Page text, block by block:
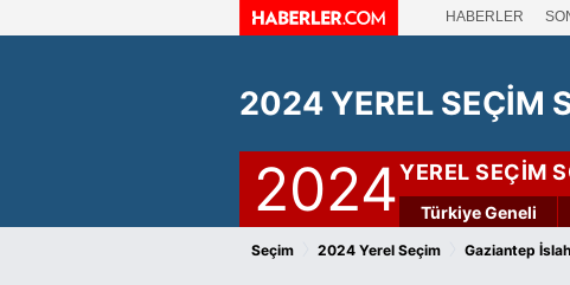
HABERLER
2024 YEREL SEÇİM
2024YEREL SEÇİM
Türkiye Geneli
Seçim 2024 Yerel Seçim Gaziantep